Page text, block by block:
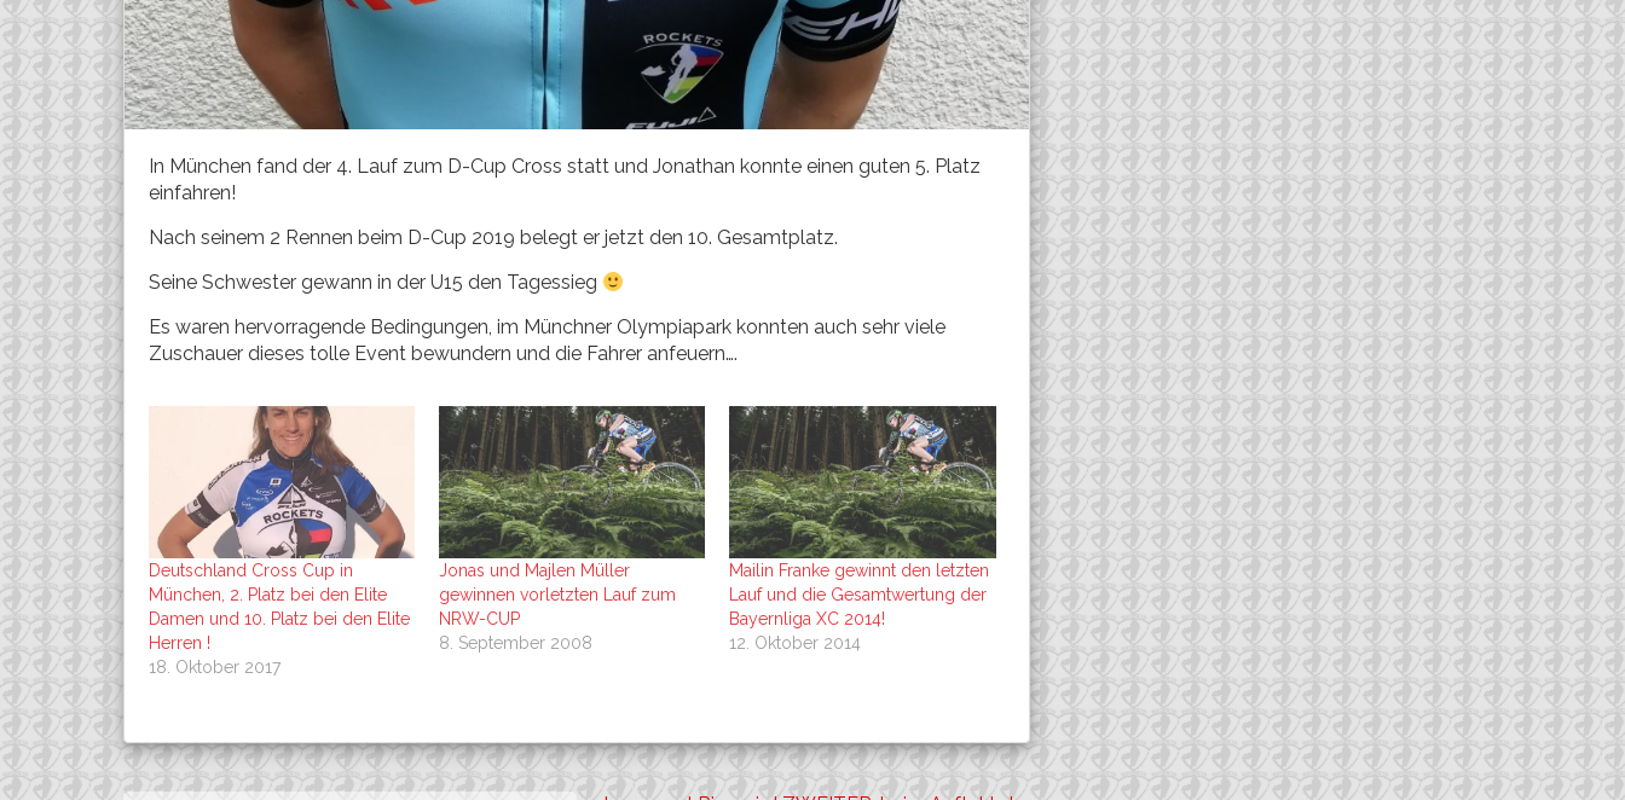
In München fand der 4. Lauf zum D-Cup Cross statt und Jonathan konnte einen guten 5. Platz
einfahren!
Nach seinem 2 Rennen beim D-Cup 2019 belegt er jetzt den 10. Gesamtplatz.
Seine Schwester gewann in der U15 den Tagessieg
Es waren hervorragende Bedingungen, im Münchner Olympiapark konnten auch sehr viele
Zuschauer dieses tolle Event bewundern und die Fahrer anfeuern….
Deutschland Cross Cup in
München, 2. Platz bei den Elite
Damen und 10. Platz bei den Elite
Herren !
18. Oktober 2017
Jonas und Majlen Müller
gewinnen vorletzten Lauf zum
NRW-CUP
8. September 2008
Mailin Franke gewinnt den letzten
Lauf und die Gesamtwertung der
Bayernliga XC 2014!
12. Oktober 2014